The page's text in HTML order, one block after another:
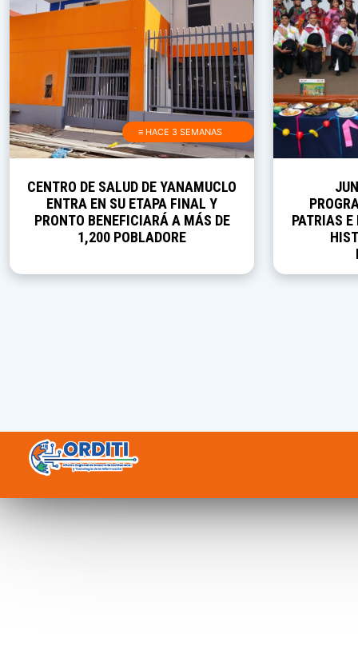
≡ HACE 3 SEMANAS
CENTRO DE SALUD DE YANAMUCLO
ENTRA EN SU ETAPA FINAL Y
PRONTO BENEFICIARÁ A MÁS DE
1,200 POBLADORE
PATRIAS